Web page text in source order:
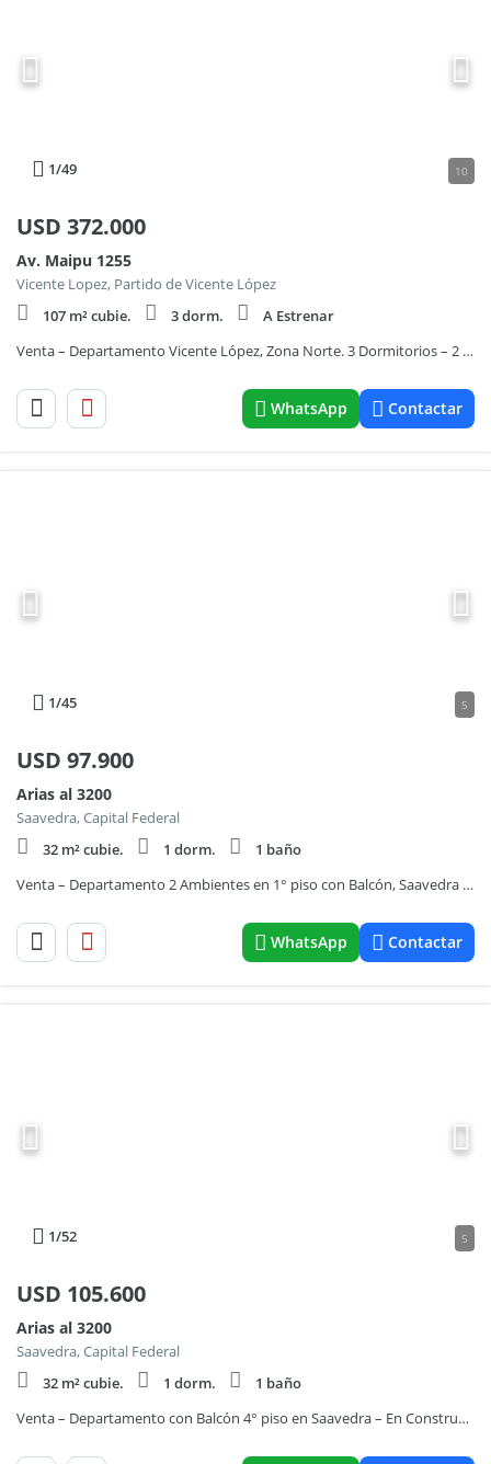
1/49 10
USD 372.000
Av. Maipu 1255
Vicente Lopez, Partido de Vicente López
107 m² cubie.
3 dorm.
A Estrenar
Venta – Departamento Vicente López, Zona Norte. 3 Dormitorios – 2 Baños
WhatsApp Contactar
1/45 5
USD 97.900
Arias al 3200
Saavedra, Capital Federal
32 m² cubie.
1 dorm.
1 baño
Venta – Departamento 2 Ambientes en 1° piso con Balcón, Saavedra (En construcción)
WhatsApp Contactar
1/52 5
USD 105.600
Arias al 3200
Saavedra, Capital Federal
32 m² cubie.
1 dorm.
1 baño
Venta – Departamento con Balcón 4° piso en Saavedra – En Construcción